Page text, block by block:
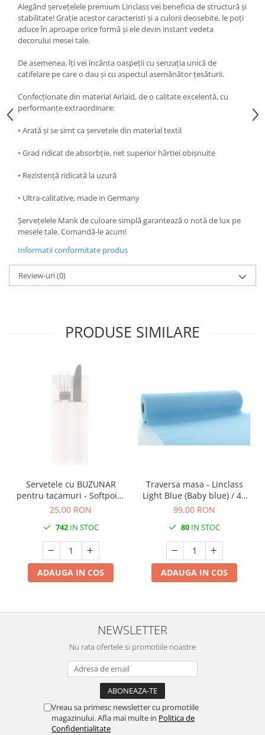
Alegând șervețelele premium Linclass vei beneficia de structură și
stabilitate! Grație acestor caracteristi și a culorii deosebite, le poți
aduce în aproape orice formă și ele devin instant vedeta
decorului mesei tale.
De asemenea, îți vei încânta oaspeții cu senzația unică de
catifelare pe care o dau și cu aspectul asemănător țesăturii.
Confecționate din material Airlaid, de o calitate excelentă, cu
performanțe extraordinare:
• Arată și se simt ca șervetele din material textil
• Grad ridicat de absorbție, net superior hârtiei obișnuite
• Rezistență ridicată la uzură
• Ultra-calitative, made in Germany
Șervețelele Mank de culoare simplă garantează o notă de lux pe
mesele tale. Comandă-le acum!
Informatii conformitate produs
Review-uri(0)
PRODUSE SIMILARE
Servetele cu BUZUNAR
pentru tacamuri - Softpoint
(Alb) / 33 x 40 cm / 50 buc
25,00 RON
742IN STOC
ADAUGA IN COS
Traversa masa - Linclass
Light Blue (Baby blue) / 40
cm x 24 m / 1 rola
99,00 RON
80 IN STOC
ADAUGA IN COS
NEWSLETTER
Nu rata ofertele si promotiile noastre
Vreau sa primesc newsletter cu promotiile
magazinului. Afla mai multe in Politica de
Confidentialitate